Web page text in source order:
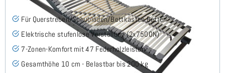
Für Querstreben/Schubläden/Bettkästen Betten
Elektrische stufenlose Verstellung (2x7500N)
7-Zonen-Komfort mit 47 Federholzleisten
Gesamthöhe 10 cm - Belastbar bis 200 kg